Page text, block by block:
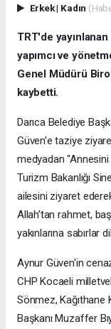
Erkek| Kadın
TRT'de
yapımcı ve
Genel Müdürü
kaybetti.
Darıca Belediye
Güven'e taziye
medyadan "Annesini
Turizm Bakanlığı
ailesini ziyaret
Allah’tan rahmet,
yakınlarına sabırlar
Aynur Güven'in
CHP Kocaeli
Sönmez, Kağıthane
Başkanı Muzaffer